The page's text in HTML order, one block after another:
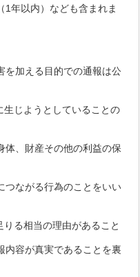
1年以内）なども含まれま
加える目的での通報は公
じようとしていることの
、財産その他の利益の保
ながる行為のことをいい
る相当の理由があること
容が真実であることを裏